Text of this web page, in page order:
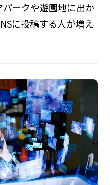
ークや遊園地に出か
に投稿する人が増え